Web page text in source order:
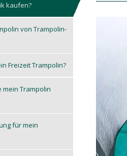
kaufen?
von Trampolin-
Freizeit Trampolin?
mein Trampolin
für mein